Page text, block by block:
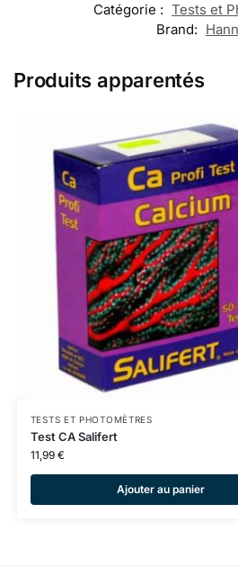
Catégorie : Tests et
Brand:
Produits apparentés
TESTS ET PHOTOMÈTRES
Test CA Salifert
11,99 €
Ajouter au panier